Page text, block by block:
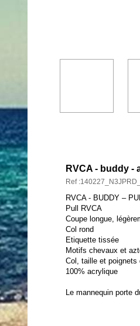
RVCA - buddy -
Ref
RVCA - BUDDY –
Pull RVCA
Coupe longue,
Col rond
Etiquette tissée
Motifs chevaux et
Col, taille et poignets
100% acrylique
Le mannequin porte